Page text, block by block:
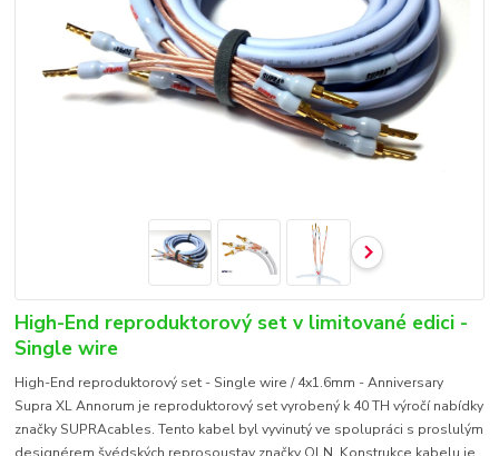
High-End reproduktorový set v limitované edici -
Single wire
High-End reproduktorový set - Single wire / 4x1.6mm - Anniversary
Supra XL Annorum je reproduktorový set vyrobený k 40 TH výročí nabídky
značky SUPRAcables. Tento kabel byl vyvinutý ve spolupráci s proslulým
designérem švédských reprosoustav značky QLN. Konstrukce kabelu je